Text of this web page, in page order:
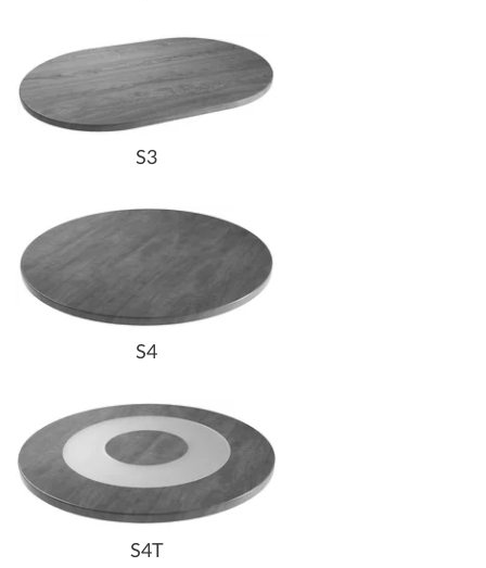
S3
S4
S4T